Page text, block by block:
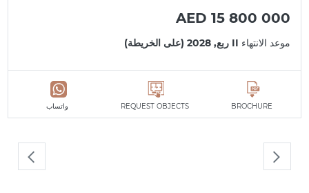
AED 15 800 000
موعد الانتهاء II ربع, 2028 (على الخريطة)
BROCHURE
REQUEST OBJECTS واتساب